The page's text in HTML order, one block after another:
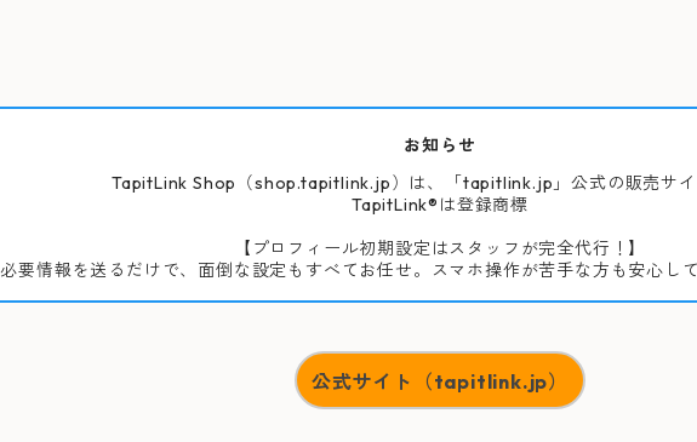
お知らせ
TapitLink Shop（shop.tapitlink.jp）は、「tapitlink.jp」公式の販売サイ
TapitLink®は登録商標
【プロフィール初期設定はスタッフが完全代行！】
必要情報を送るだけで、面倒な設定もすべてお任せ。スマホ操作が苦手な方も安心し
公式サイト（tapitlink.jp）